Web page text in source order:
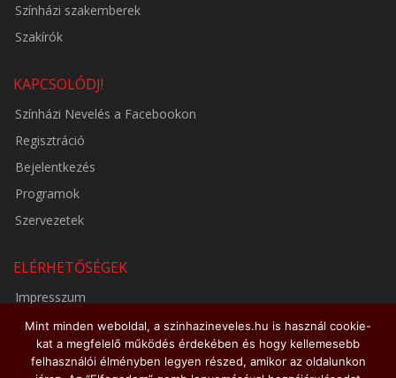
Színházi szakemberek
Szakírók
KAPCSOLÓDJ!
Színházi Nevelés a Facebookon
Regisztráció
Bejelentkezés
Programok
Szervezetek
ELÉRHETŐSÉGEK
Impresszum
Adatkezelési tájékoztató
Médiaajánlat
Mint minden weboldal, a szinhazineveles.hu is használ cookie-
kat a megfelelő működés érdekében és hogy kellemesebb
felhasználói élményben legyen részed, amikor az oldalunkon